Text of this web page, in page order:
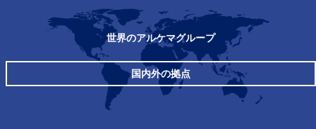
世界のアルケマグループ
国内外の拠点